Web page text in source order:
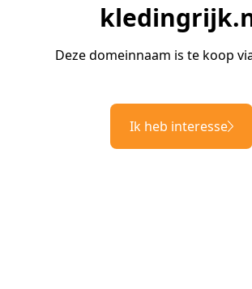
Deze domeinnaam is te koop
Ik heb interesse